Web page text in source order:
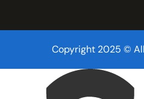
Copyright 2025 ©